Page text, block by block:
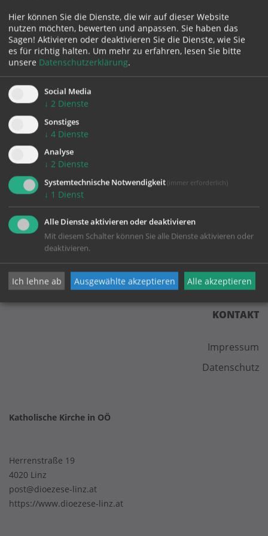
KONTAKT
Impressum
Datenschutz
Katholische Kirche in OÖ
Herrenstraße 19
4020 Linz
post@dioezese-linz.at
https://www.dioezese-linz.at
Hier können Sie die Dienste, die wir auf dieser Website
nutzen möchten, bewerten und anpassen. Sie haben das
Sagen! Aktivieren oder deaktivieren Sie die Dienste, wie Sie
es für richtig halten. Um mehr zu erfahren, lesen Sie bitte
unsere Datenschutzerklärung.
Social Media
↓ 2 Dienste
Sonstiges
↓ 4 Dienste
Analyse
↓ 2 Dienste
Systemtechnische Notwendigkeit (immer erforderlich)
↓ 1 Dienst
Alle Dienste aktivieren oder deaktivieren
Mit diesem Schalter können Sie alle Dienste aktivieren oder
deaktivieren.
Ich lehne ab Ausgewählte akzeptieren Alle akzeptieren